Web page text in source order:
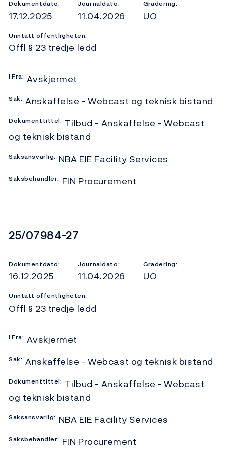
Dokumentdato:
17.12.2025
Journaldato:
11.04.2026
Gradering:
UO
Unntatt offentligheten:
Offl § 23 tredje ledd
I Fra: Avskjermet
Sak: Anskaffelse - Webcast og teknisk bistand
Dokumenttittel: Tilbud - Anskaffelse - Webcast
og teknisk bistand
Saksansvarlig: NBA EIE Facility Services
Saksbehandler: FIN Procurement
Dokumentnummer
25/07984-27
Dokumentdato:
16.12.2025
Journaldato:
11.04.2026
Gradering:
UO
Unntatt offentligheten:
Offl § 23 tredje ledd
I Fra: Avskjermet
Sak: Anskaffelse - Webcast og teknisk bistand
Dokumenttittel: Tilbud - Anskaffelse - Webcast
og teknisk bistand
Saksansvarlig: NBA EIE Facility Services
Saksbehandler: FIN Procurement